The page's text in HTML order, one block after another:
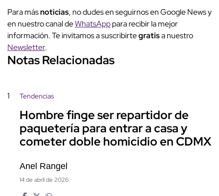
Para másnoticias, no dudes en seguirnos en Google News y
en nuestro canal deWhatsApppara recibir la mejor
información. Te invitamos a suscribirtegratisa nuestro
Newsletter.
Notas Relacionadas
1 Tendencias
Hombre finge ser repartidor de
paquetería para entrar a casa y
cometer doble homicidio en CDMX
Anel Rangel
14 de abril de 2026